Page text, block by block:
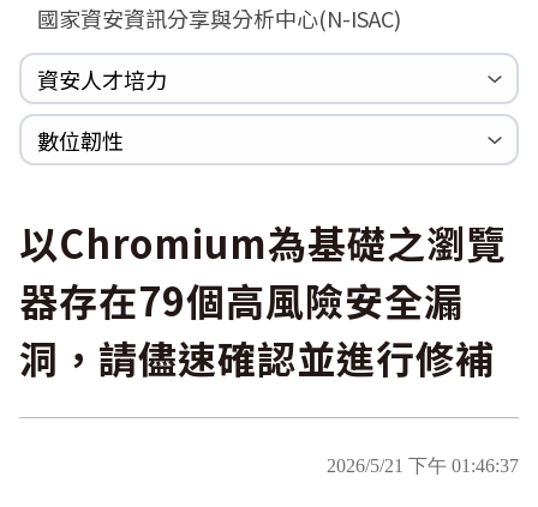
MSHTML
Log4shell
WannaCrypt
Heartbleed
國家資安資訊分享與分析中心(N-ISAC)
資安人才培力
巡迴研討會
CCOE資安實戰人才培育計畫成果簡介
資安人才培訓服務網
資安系列競賽網站
數位韌性
以Chromium為基礎之瀏覽
器存在79個高風險安全漏
洞，請儘速確認並進行修補
2026/5/21 下午 01:46:37